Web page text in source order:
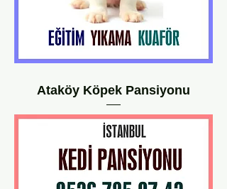
Ataköy Köpek Pansiyonu